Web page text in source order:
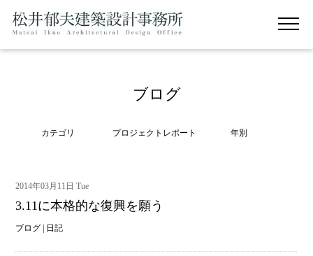
ブログ
カテゴリ プロジェクトレポート 年別
2014年03月11日 Tue
3.11に本格的な復興を願う
ブログ 日記